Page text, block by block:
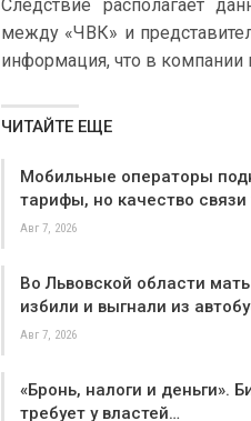
Следствие располагает
между «ЧВК» и
информация, что в компании
ЧИТАЙТЕ ЕЩЕ
Мобильные операторы
тарифы, но качество
Авг 7, 2026
Во Львовской области
избили и выгнали из
Авг 7, 2026
«Бронь, налоги и деньги».
требует у властей…